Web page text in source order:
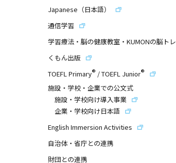
Japanese（日本語）
通信学習
学習療法・脳の健康教室・KUMONの脳トレ
くもん出版
TOEFL Primary® /TOEFL Junior®
施設・学校・企業での公文式
施設・学校向け導入事業
企業・学校向け日本語
English Immersion Activities
自治体・省庁との連携
財団との連携